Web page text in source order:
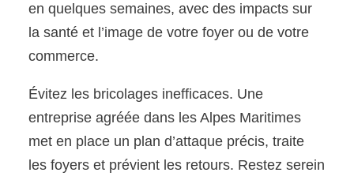
en quelques semaines, avec des impacts sur
la santé et l’image de votre foyer ou de votre
commerce.
Évitez les bricolages inefficaces. Une
entreprise agréée dans les Alpes Maritimes
met en place un plan d’attaque précis, traite
les foyers et prévient les retours. Restez serein